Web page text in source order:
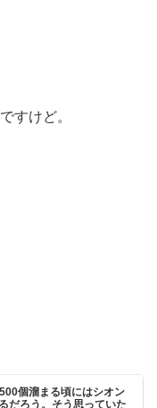
すけど。
個溜まる頃にはシオン
だろう。そう思っていた